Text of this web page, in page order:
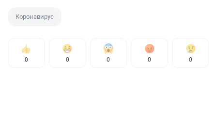
Коронавирус
0 0 0 0 0